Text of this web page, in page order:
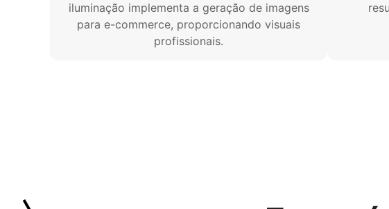
iluminação implementa a geração de imagens
para e-commerce, proporcionando visuais
profissionais.